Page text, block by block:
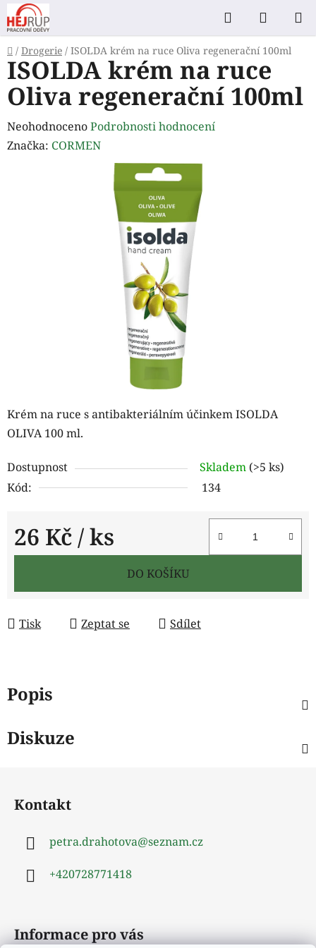
Přejít
na
obsah
Hledat
KOŠÍK
Domů
/ Drogerie / ISOLDA krém na ruce Oliva regenerační 100ml
Krém na ruce s antibakteriálním účinkem ISOLDA
OLIVA 100 ml.
Dostupnost Skladem (>5 ks)
Kód:
134
26 Kč / ks
Měrná cena:
DO KOŠÍKU
Tisk Zeptat se Sdílet
ISOLDA krém na ruce
Oliva regenerační 100ml
Průměrné
hodnocení
NeohodnocenoPodrobnosti hodnocení
Značka: CORMEN
Popis
Diskuze
Kontakt
petra.drahotova@seznam.cz
+420728771418
Informace pro vás